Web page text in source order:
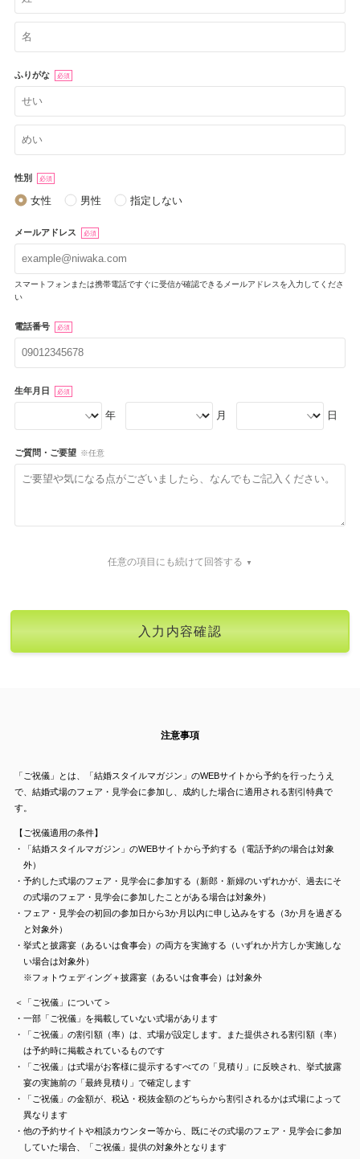
ふりがな 必須
性別 必須
女性 男性 指定しない
メールアドレス 必須
スマートフォンまたは携帯電話ですぐに受信が確認できるメールアドレスを入力してくださ
い
電話番号 必須
生年月日 必須
年 月 日
ご質問・ご要望 ※任意
任意の項目にも続けて回答する
注意事項
「ご祝儀」とは、「結婚スタイルマガジン」のWEBサイトから予約を行ったうえ
で、結婚式場のフェア・見学会に参加し、成約した場合に適用される割引特典で
す。
【ご祝儀適用の条件】
・「結婚スタイルマガジン」のWEBサイトから予約する（電話予約の場合は対象
外）
・予約した式場のフェア・見学会に参加する（新郎・新婦のいずれかが、過去にそ
の式場のフェア・見学会に参加したことがある場合は対象外）
・フェア・見学会の初回の参加日から3か月以内に申し込みをする（3か月を過ぎる
と対象外）
・挙式と披露宴（あるいは食事会）の両方を実施する（いずれか片方しか実施しな
い場合は対象外）
※フォトウェディング＋披露宴（あるいは食事会）は対象外
＜「ご祝儀」について＞
・一部「ご祝儀」を掲載していない式場があります
・「ご祝儀」の割引額（率）は、式場が設定します。また提供される割引額（率）
は予約時に掲載されているものです
・「ご祝儀」は式場がお客様に提示するすべての「見積り」に反映され、挙式披露
宴の実施前の「最終見積り」で確定します
・「ご祝儀」の金額が、税込・税抜金額のどちらから割引されるかは式場によって
異なります
・他の予約サイトや相談カウンター等から、既にその式場のフェア・見学会に参加
していた場合、「ご祝儀」提供の対象外となります